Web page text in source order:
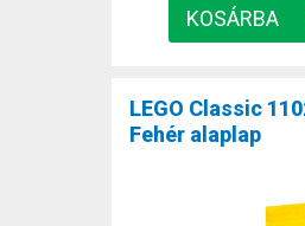
LEGO Classic
Fehér alaplap